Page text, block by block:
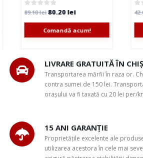
out of 5
89.10lei80.20lei
Comandă acum!
out
42.60
LIVRARE GRATUITĂ ÎN
Transportarea mărfii în raza or.
contra sumei de 150 lei.
orașului va fi taxată cu 20 lei per/
15 ANI GARANȚIE
Proprietățile excelente ale
utilizarea acestora în cele mai